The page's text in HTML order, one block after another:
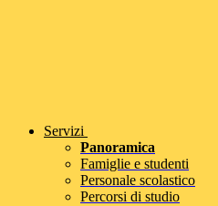
Servizi
Panoramica
Famiglie e studenti
Personale scolastico
Percorsi di studio